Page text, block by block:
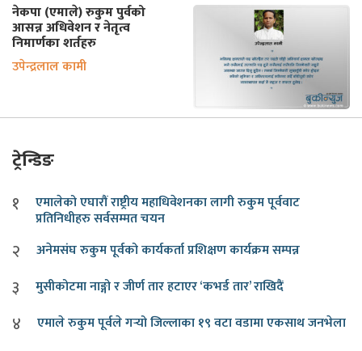
नेकपा (एमाले) रुकुम पुर्वको
आसन्न अधिवेशन र नेतृत्व
निमार्णका शर्तहरु
उपेन्द्रलाल कामी
ट्रेन्डिङ
१ एमालेको एघारौं राष्ट्रीय महाधिवेशनका लागी रुकुम पूर्ववाट
प्रतिनिधीहरु सर्वसम्मत चयन
२ अनेमसंघ रुकुम पूर्वको कार्यकर्ता प्रशिक्षण कार्यक्रम सम्पन्न
३ मुसीकोटमा नाङ्गो र जीर्ण तार हटाएर ‘कभर्ड तार’ राखिदैं
४ एमाले रुकुम पूर्वले गर्‍यो जिल्लाका १९ वटा वडामा एकसाथ जनभेला